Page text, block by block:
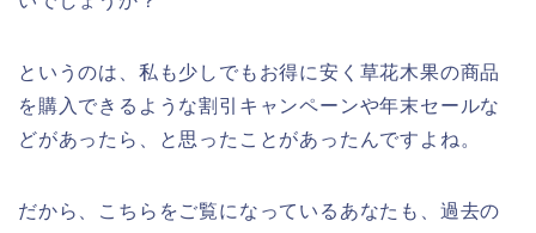
というのは、私も少しでもお得に安く草花木果の商品
を購入できるような割引キャンペーンや年末セールな
どがあったら、と思ったことがあったんですよね。
だから、こちらをご覧になっているあなたも、過去の